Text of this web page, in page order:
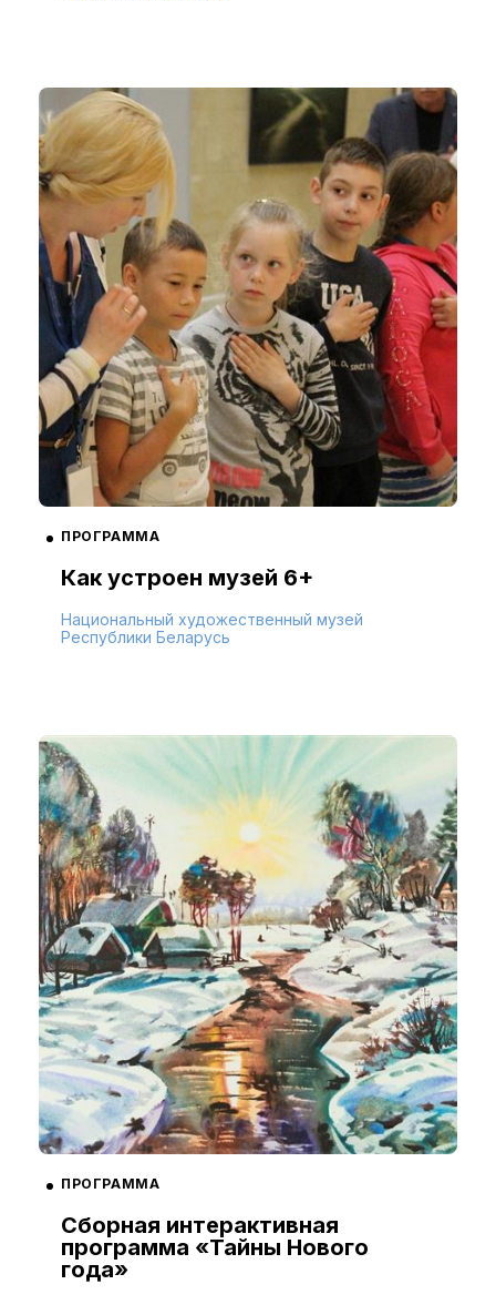
ПРОГРАММА
Как устроен музей 6+
Национальный художественный музей
Республики Беларусь
ПРОГРАММА
Сборная интерактивная
программа «Тайны Нового
года»